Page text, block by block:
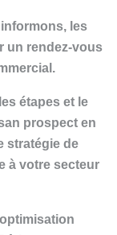
les
un rendez-vous
étapes et le
prospect en
stratégie de
à votre secteur